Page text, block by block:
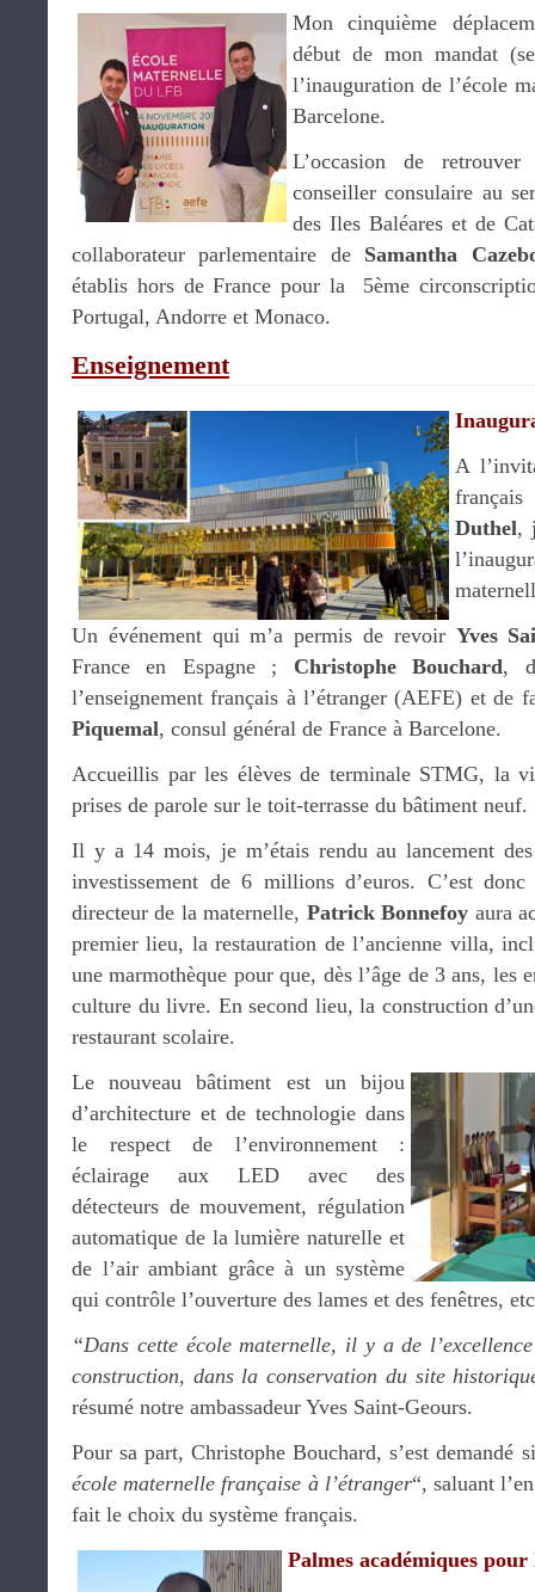
Mon cinquième
début de mon mandat
l’inauguration de l’école
Barcelone.
L’occasion de
conseiller consulaire au
des Iles Baléares et de
collaborateur parlementaire de Samantha
établis hors de France pour la 5ème
Portugal, Andorre et Monaco.
Enseignement
A
Duthel,
Un événement qui m’a permis de revoir Yves
France en Espagne ; Christophe Bouchard,
l’enseignement français à l’étranger (AEFE) et de
Piquemal, consul général de France à Barcelone.
Accueillis par les élèves de terminale STMG, la
prises de parole sur le toit-terrasse du bâtiment neuf.
Il y a 14 mois, je m’étais rendu au lancement
investissement de 6 millions d’euros. C’est
directeur de la maternelle, Patrick Bonnefoy aura
premier lieu, la restauration de l’ancienne villa,
une marmothèque pour que, dès l’âge de 3 ans, les
culture du livre. En second lieu, la construction
restaurant scolaire.
Le nouveau bâtiment est un bijou
d’architecture et de technologie dans
le respect de l’environnement :
éclairage aux LED avec des
détecteurs de mouvement, régulation
automatique de la lumière naturelle et
de l’air ambiant grâce à un système
qui contrôle l’ouverture des lames et des fenêtres,
“Dans cette école maternelle, il y a de
construction, dans la conservation du site
résumé notre ambassadeur Yves Saint-Geours.
Pour sa part, Christophe Bouchard, s’est demandé
école maternelle française à l’étranger“, saluant
fait le choix du système français.
Palmes académiques